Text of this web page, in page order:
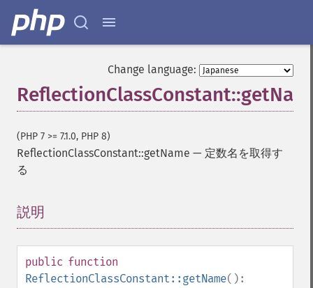
Change language:
(PHP 7 >= 7.1.0, PHP 8)
ReflectionClassConstant::getName — 定数名を取得す
る
説明
public function
ReflectionClassConstant::getName():